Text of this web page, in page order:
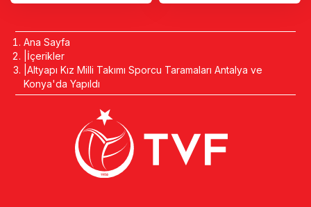
Ana Sayfa
İçerikler
Altyapı Kız Milli Takımı Sporcu Taramaları Antalya ve
Konya'da Yapıldı